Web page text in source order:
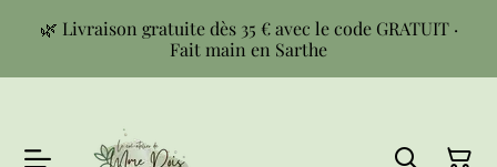
🌿 Livraison gratuite dès 35 € avec le code GRATUIT ·
Fait main en Sarthe